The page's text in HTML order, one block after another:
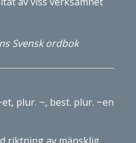
Svensk ordbok
plur. ~, best. plur. ~en